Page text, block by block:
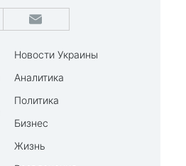
Новости Украины
Аналитика
Политика
Бизнес
Жизнь